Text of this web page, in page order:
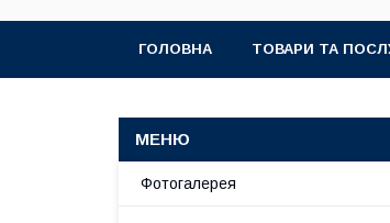
ГОЛОВНА ТОВАРИ ТА
Фотогалерея